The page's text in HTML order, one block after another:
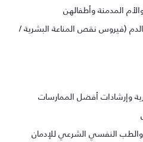
بالدم (فيروس نقص المناعة البشرية /